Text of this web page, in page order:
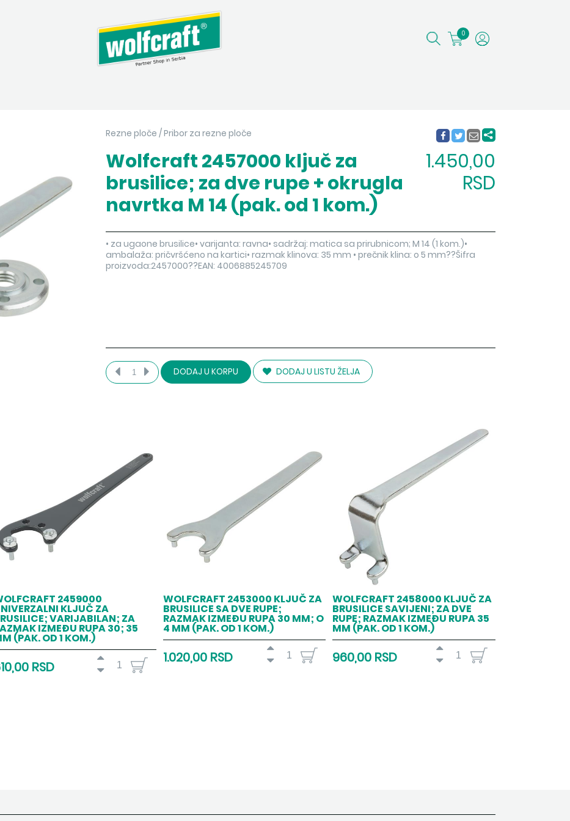
0
Rezne ploče /Pribor za rezne ploče
Wolfcraft 2457000 ključ za
brusilice; za dve rupe + okrugla
navrtka M 14 (pak. od 1 kom.)
1.450,00
RSD
• za ugaone brusilice• varijanta: ravna• sadržaj: matica sa prirubnicom; M 14 (1 kom.)•
ambalaža: pričvršćeno na kartici• razmak klinova: 35 mm • prečnik klina: o 5 mm??Šifra
proizvoda:2457000??EAN: 4006885245709
DODAJ U KORPU DODAJ U LISTU ŽELJA
2459000
KLJUČ ZA
VARIJABILAN; ZA
IZMEĐU RUPA 30; 35
(PAK. OD 1 KOM.)
RSD
WOLFCRAFT 2453000 KLJUČ ZA
BRUSILICE SA DVE RUPE;
RAZMAK IZMEĐU RUPA 30 MM; O
4 MM (PAK. OD 1 KOM.)
1.020,00 RSD
WOLFCRAFT 2458000 KLJUČ ZA
BRUSILICE SAVIJENI; ZA DVE
RUPE; RAZMAK IZMEĐU RUPA 35
MM (PAK. OD 1 KOM.)
960,00 RSD